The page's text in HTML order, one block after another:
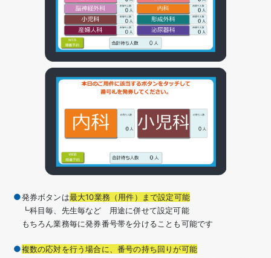
発券ボタンは最大10業務（用件）まで設定可能
┗科目毎、先生毎など 用途に併せて設定可能
もちろん業務毎に発券番号帯を分けることも可能です
複数の応対を行う場合に、番号の持ち回りが可能